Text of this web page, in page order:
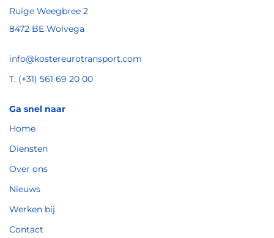
Ruige Weegbree 2
8472 BE Wolvega
info@kostereurotransport.com
T: (+31) 561 69 20 00
Ga snel naar
Home
Diensten
Over ons
Nieuws
Werken bij
Contact